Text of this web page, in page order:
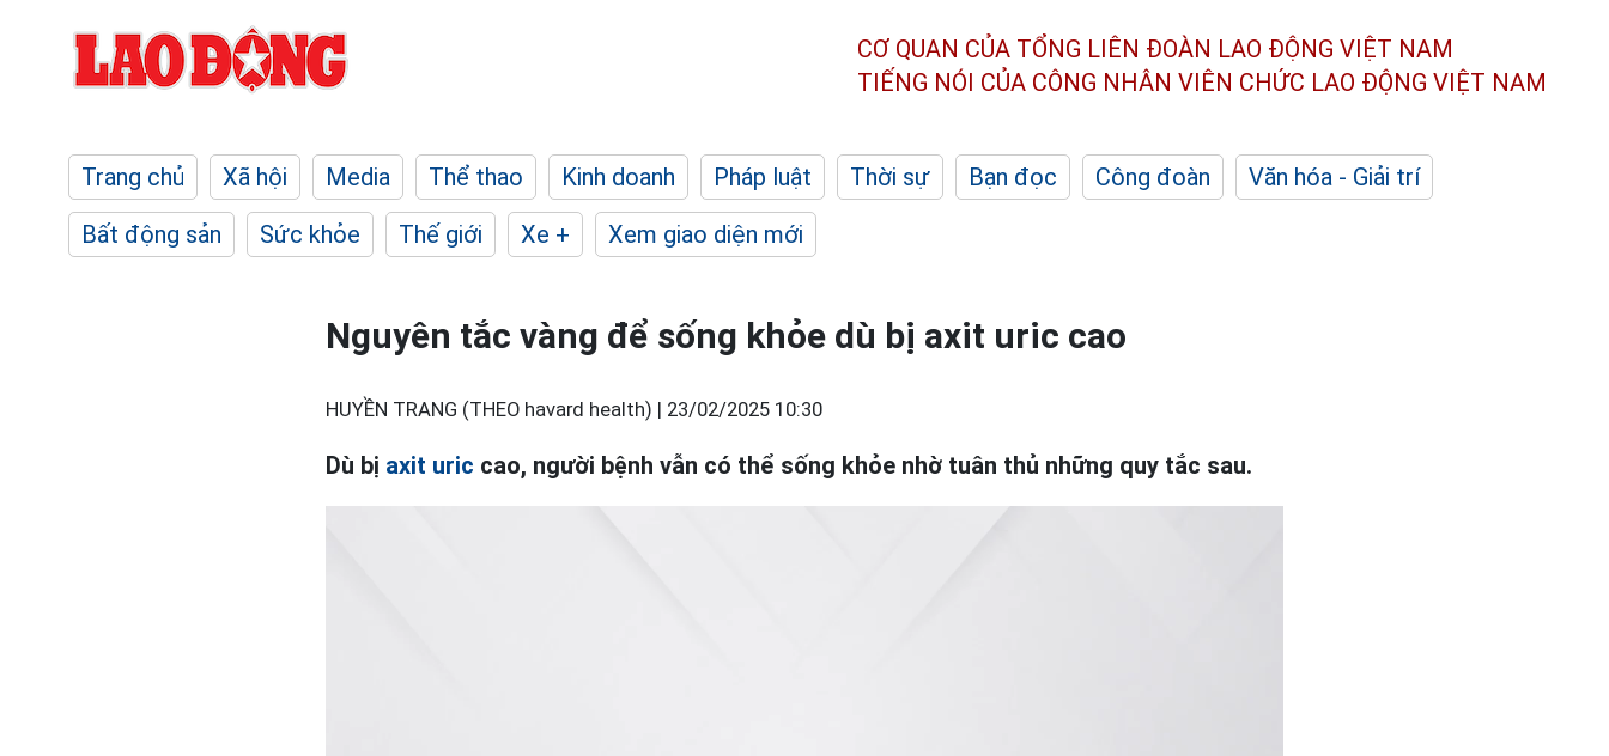
CƠ QUAN CỦA TỔNG LIÊN ĐOÀN LAO ĐỘNG VIỆT NAM
TIẾNG NÓI CỦA CÔNG NHÂN VIÊN CHỨC LAO ĐỘNG VIỆT NAM
Trang chủ Xã hội Media Thể thao Kinh doanh Pháp luật Thời sự Bạn đọc Công đoàn
Văn hóa - Giải trí
Bất động sản
Sức khỏe Thế giới Xe + Xem giao diện mới
Nguyên tắc vàng để sống khỏe dù bị axit uric cao
HUYỀN TRANG (THEO havard health) | 23/02/2025 10:30
Dù bị axit uric cao, người bệnh vẫn có thể sống khỏe nhờ tuân thủ những quy tắc sau.